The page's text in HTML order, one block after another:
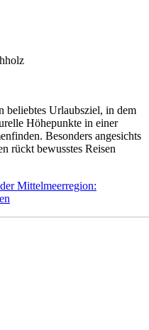
beliebtes Urlaubsziel, in dem
Höhepunkte in einer
Besonders angesichts
rückt bewusstes Reisen
Mittelmeerregion: